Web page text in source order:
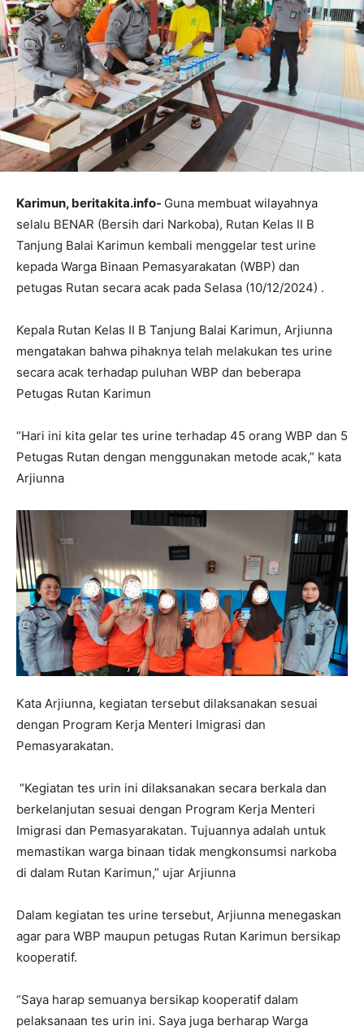
Karimun, beritakita.info- Guna membuat wilayahnya
selalu BENAR (Bersih dari Narkoba), Rutan Kelas II B
Tanjung Balai Karimun kembali menggelar test urine
kepada Warga Binaan Pemasyarakatan (WBP) dan
petugas Rutan secara acak pada Selasa (10/12/2024) .
Kepala Rutan Kelas II B Tanjung Balai Karimun, Arjiunna
mengatakan bahwa pihaknya telah melakukan tes urine
secara acak terhadap puluhan WBP dan beberapa
Petugas Rutan Karimun
“Hari ini kita gelar tes urine terhadap 45 orang WBP dan 5
Petugas Rutan dengan menggunakan metode acak,” kata
Arjiunna
Kata Arjiunna, kegiatan tersebut dilaksanakan sesuai
dengan Program Kerja Menteri Imigrasi dan
Pemasyarakatan.
“Kegiatan tes urin ini dilaksanakan secara berkala dan
berkelanjutan sesuai dengan Program Kerja Menteri
Imigrasi dan Pemasyarakatan. Tujuannya adalah untuk
memastikan warga binaan tidak mengkonsumsi narkoba
di dalam Rutan Karimun,” ujar Arjiunna
Dalam kegiatan tes urine tersebut, Arjiunna menegaskan
agar para WBP maupun petugas Rutan Karimun bersikap
kooperatif.
“Saya harap semuanya bersikap kooperatif dalam
pelaksanaan tes urin ini. Saya juga berharap Warga